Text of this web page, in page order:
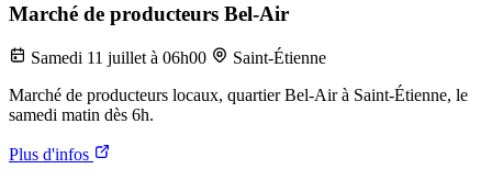
Marché de producteurs Bel-Air
Samedi 11 juillet à 06h00
Saint-Étienne
Marché de producteurs locaux, quartier Bel-Air à Saint-Étienne, le
samedi matin dès 6h.
Plus d'infos